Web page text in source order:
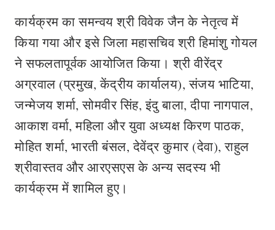
कार्यक्रम का समन्वय श्री विवेक जैन के नेतृत्व में
किया गया और इसे जिला महासचिव श्री हिमांशु गोयल
ने सफलतापूर्वक आयोजित किया। श्री वीरेंद्र
अग्रवाल (प्रमुख, केंद्रीय कार्यालय), संजय भाटिया,
जन्मेजय शर्मा, सोमवीर सिंह, इंदु बाला, दीपा नागपाल,
आकाश वर्मा, महिला और युवा अध्यक्ष किरण पाठक,
मोहित शर्मा, भारती बंसल, देवेंद्र कुमार (देवा), राहुल
श्रीवास्तव और आरएसएस के अन्य सदस्य भी
कार्यक्रम में शामिल हुए।